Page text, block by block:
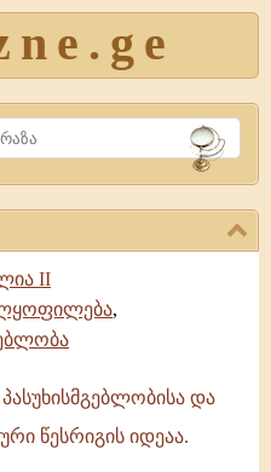
II
,
და
წესრიგის იდეაა.